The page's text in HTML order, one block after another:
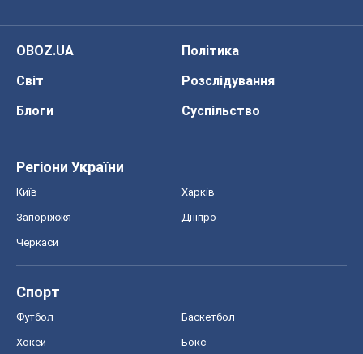
OBOZ.UA
Політика
Світ
Розслідування
Блоги
Суспільство
Регіони України
Київ Харків
Запоріжжя Дніпро
Черкаси
Спорт
Футбол Баскетбол
Хокей Бокс